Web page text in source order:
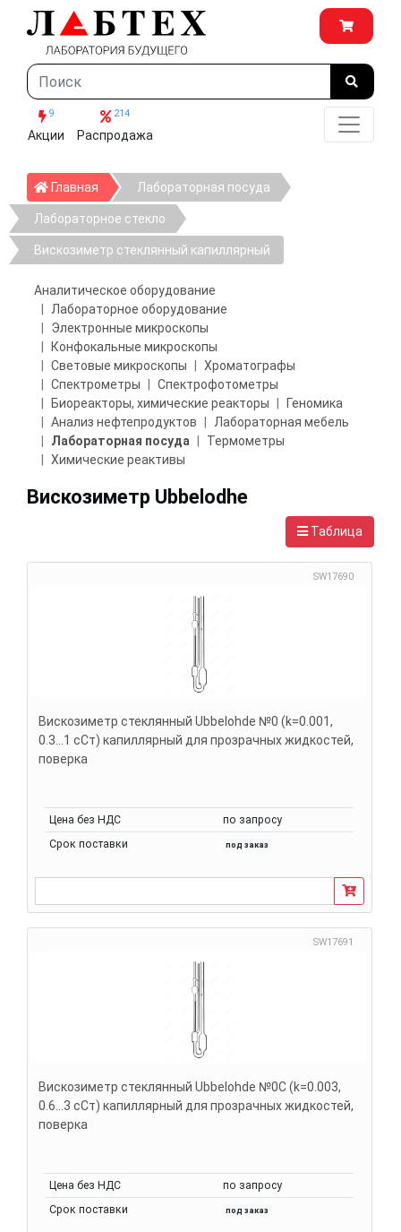
9
Акции
214
Распродажа
Главная ГлавнаяЛабораторная посуда
Лабораторное стекло
Вискозиметр стеклянный капиллярный
Аналитическое оборудование
Лабораторное оборудование
Электронные микроскопы
Конфокальные микроскопы
Световые микроскопы
Хроматографы
Спектрометры
Спектрофотометры
Биореакторы, химические реакторы
Геномика
Анализ нефтепродуктов
Лабораторная мебель
Лабораторная посуда
Термометры
Химические реактивы
Вискозиметр Ubbelodhe
Таблица
SW17690
Вискозиметр стеклянный Ubbelohde №0 (k=0.001,
0.3...1 сСт) капиллярный для прозрачных жидкостей,
поверка
Цена без НДС
по запросу
Срок поставки
под заказ
SW17691
Вискозиметр стеклянный Ubbelohde №0C (k=0.003,
0.6...3 сСт) капиллярный для прозрачных жидкостей,
поверка
Цена без НДС
по запросу
Срок поставки
под заказ